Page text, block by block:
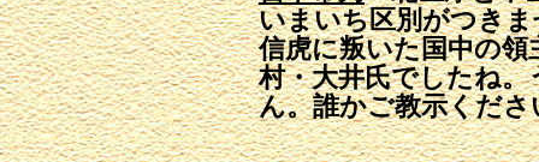
いまいち区別がつき
信虎に叛いた国中の領
村・大井氏でしたね
ん。誰かご教示くださ